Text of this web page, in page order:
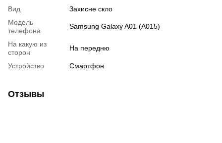
Вид
Захисне скло
Модель
телефона
Samsung Galaxy A01 (A015)
На какую из
сторон
На передню
Устройство Смартфон
Отзывы